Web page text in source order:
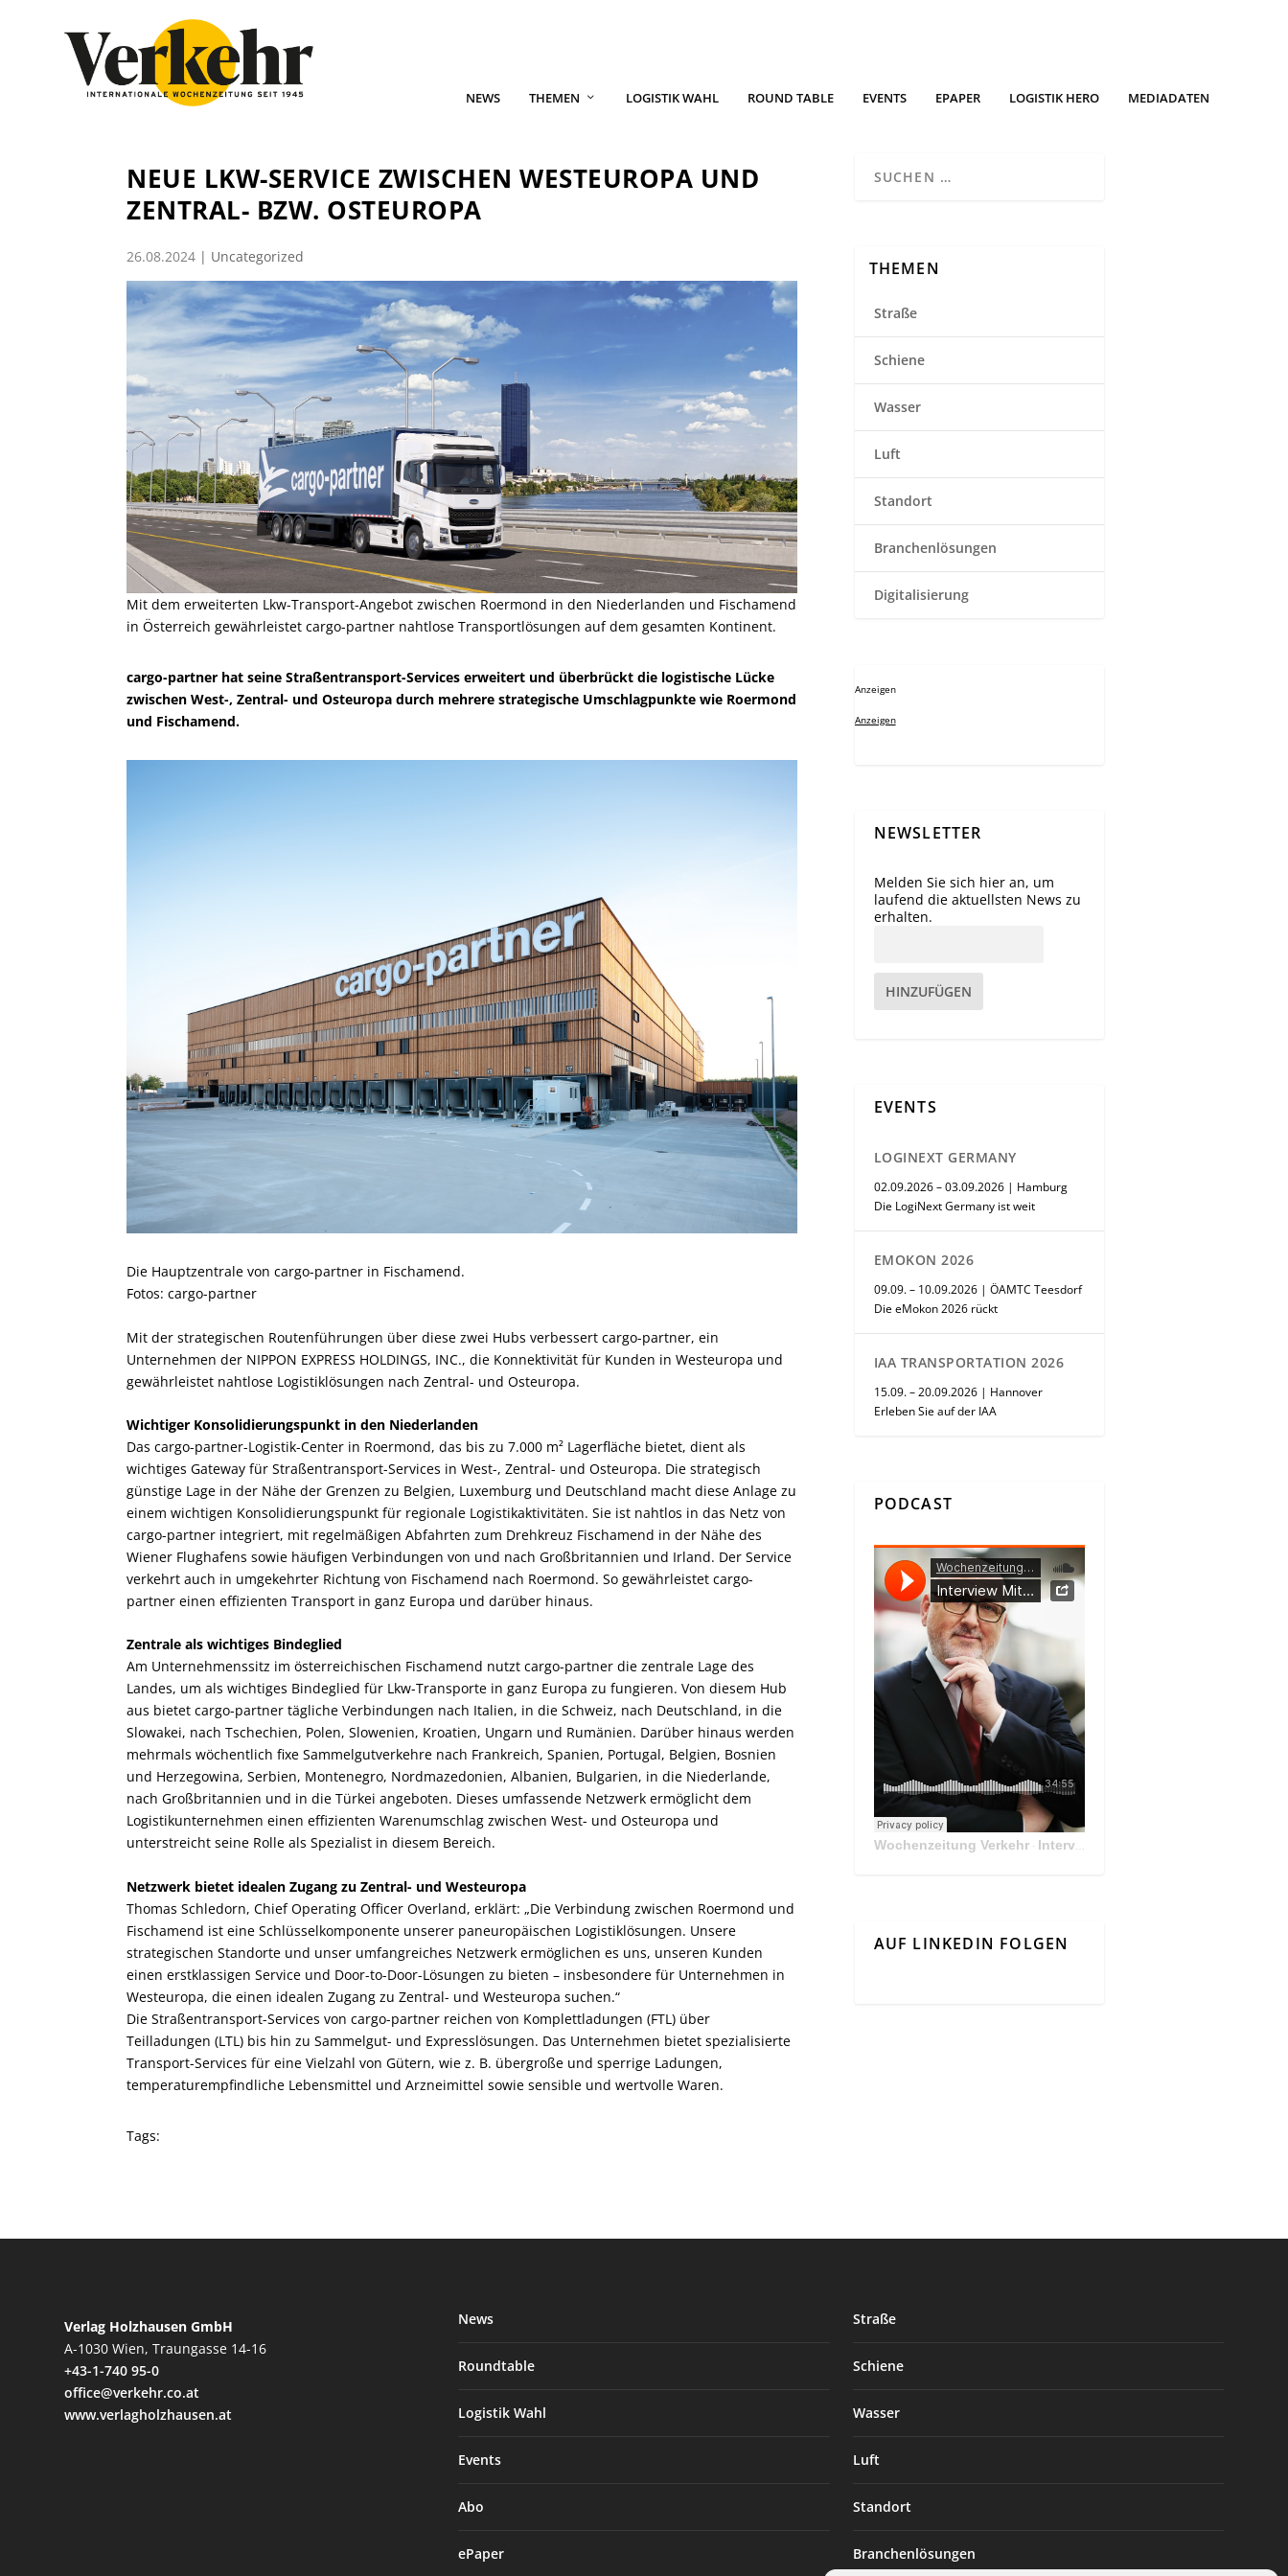
NEWS THEMEN LOGISTIK WAHL ROUND TABLE EVENTS EPAPER LOGISTIK HERO MEDIADATEN
NEUE LKW-SERVICE ZWISCHEN WESTEUROPA UND
ZENTRAL- BZW. OSTEUROPA
26.08.2024 | Uncategorized
Mit dem erweiterten Lkw-Transport-Angebot zwischen Roermond in den Niederlanden und Fischamend
in Österreich gewährleistet cargo-partner nahtlose Transportlösungen auf dem gesamten Kontinent.
cargo-partner hat seine Straßentransport-Services erweitert und überbrückt die logistische Lücke
zwischen West-, Zentral- und Osteuropa durch mehrere strategische Umschlagpunkte wie Roermond
und Fischamend.
Die Hauptzentrale von cargo-partner in Fischamend.
Fotos: cargo-partner
Mit der strategischen Routenführungen über diese zwei Hubs verbessert cargo-partner, ein
Unternehmen der NIPPON EXPRESS HOLDINGS, INC., die Konnektivität für Kunden in Westeuropa und
gewährleistet nahtlose Logistiklösungen nach Zentral- und Osteuropa.
Wichtiger Konsolidierungspunkt in den Niederlanden
Das cargo-partner-Logistik-Center in Roermond, das bis zu 7.000 m² Lagerfläche bietet, dient als
wichtiges Gateway für Straßentransport-Services in West-, Zentral- und Osteuropa. Die strategisch
günstige Lage in der Nähe der Grenzen zu Belgien, Luxemburg und Deutschland macht diese Anlage zu
einem wichtigen Konsolidierungspunkt für regionale Logistikaktivitäten. Sie ist nahtlos in das Netz von
cargo-partner integriert, mit regelmäßigen Abfahrten zum Drehkreuz Fischamend in der Nähe des
Wiener Flughafens sowie häufigen Verbindungen von und nach Großbritannien und Irland. Der Service
verkehrt auch in umgekehrter Richtung von Fischamend nach Roermond. So gewährleistet cargo-
partner einen effizienten Transport in ganz Europa und darüber hinaus.
Zentrale als wichtiges Bindeglied
Am Unternehmenssitz im österreichischen Fischamend nutzt cargo-partner die zentrale Lage des
Landes, um als wichtiges Bindeglied für Lkw-Transporte in ganz Europa zu fungieren. Von diesem Hub
aus bietet cargo-partner tägliche Verbindungen nach Italien, in die Schweiz, nach Deutschland, in die
Slowakei, nach Tschechien, Polen, Slowenien, Kroatien, Ungarn und Rumänien. Darüber hinaus werden
mehrmals wöchentlich fixe Sammelgutverkehre nach Frankreich, Spanien, Portugal, Belgien, Bosnien
und Herzegowina, Serbien, Montenegro, Nordmazedonien, Albanien, Bulgarien, in die Niederlande,
nach Großbritannien und in die Türkei angeboten. Dieses umfassende Netzwerk ermöglicht dem
Logistikunternehmen einen effizienten Warenumschlag zwischen West- und Osteuropa und
unterstreicht seine Rolle als Spezialist in diesem Bereich.
Netzwerk bietet idealen Zugang zu Zentral- und Westeuropa
Thomas Schledorn, Chief Operating Officer Overland, erklärt: „Die Verbindung zwischen Roermond und
Fischamend ist eine Schlüsselkomponente unserer paneuropäischen Logistiklösungen. Unsere
strategischen Standorte und unser umfangreiches Netzwerk ermöglichen es uns, unseren Kunden
einen erstklassigen Service und Door-to-Door-Lösungen zu bieten – insbesondere für Unternehmen in
Westeuropa, die einen idealen Zugang zu Zentral- und Westeuropa suchen.“
Die Straßentransport-Services von cargo-partner reichen von Komplettladungen (FTL) über
Teilladungen (LTL) bis hin zu Sammelgut- und Expresslösungen. Das Unternehmen bietet spezialisierte
Transport-Services für eine Vielzahl von Gütern, wie z. B. übergroße und sperrige Ladungen,
temperaturempfindliche Lebensmittel und Arzneimittel sowie sensible und wertvolle Waren.
Tags:
THEMEN
Straße
Schiene
Wasser
Luft
Standort
Branchenlösungen
Digitalisierung
Anzeigen
Anzeigen
NEWSLETTER
Melden Sie sich hier an, um
laufend die aktuellsten News zu
erhalten.
HINZUFÜGEN
EVENTS
LOGINEXT GERMANY
02.09.2026 – 03.09.2026 | Hamburg
Die LogiNext Germany ist weit
EMOKON 2026
09.09. – 10.09.2026 | ÖAMTC Teesdorf
Die eMokon 2026 rückt
IAA TRANSPORTATION 2026
15.09. – 20.09.2026 | Hannover
Erleben Sie auf der IAA
PODCAST
Wochenzeitung Verkehr· Interview Mit Andreas Matthä, CEO der ÖBB Holding
AUF LINKEDIN FOLGEN
Verlag Holzhausen GmbH
A-1030 Wien, Traungasse 14-16
+43-1-740 95-0
office@verkehr.co.at
www.verlagholzhausen.at
News
Roundtable
Logistik Wahl
Events
Abo
ePaper
Straße
Schiene
Wasser
Luft
Standort
Branchenlösungen